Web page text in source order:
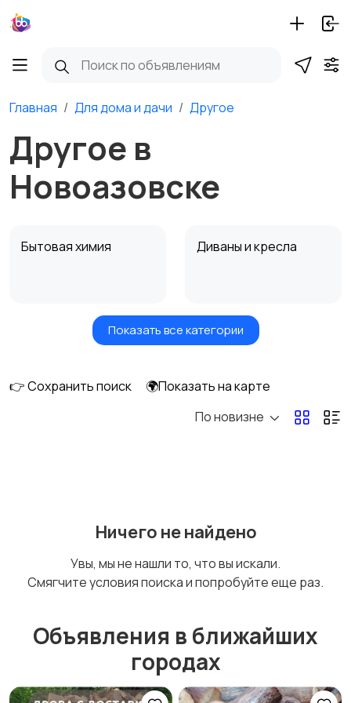
Главная Для дома и дачи Другое
Другое в
Новоазовске
Бытовая химия Диваны и кресла
Кровати и матрасы Кухонные гарнитуры
Оформление
сигнализации
Сад и огород Садовая мебель
Показать все категории
👉 Сохранить поиск
🌍Показать на карте
По новизне
Ничего не найдено
Увы, мы не нашли то, что вы искали.
Смягчите условия поиска и попробуйте еще раз.
Объявления в ближайших
городах